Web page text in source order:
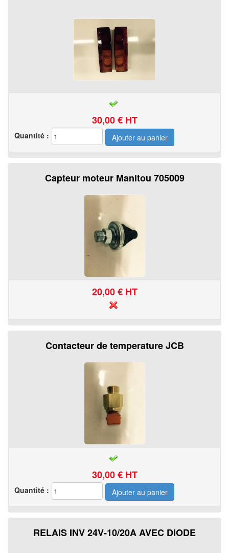
30,00€ HT
Quantité :
Capteur moteur Manitou 705009
20,00€ HT
Contacteur de temperature JCB
30,00€ HT
Quantité :
RELAIS INV 24V-10/20A AVEC DIODE